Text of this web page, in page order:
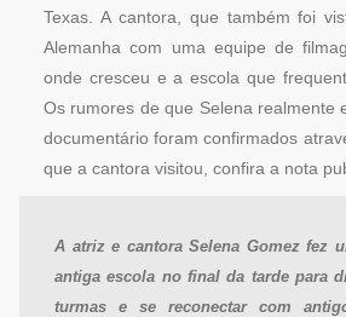
Texas. A cantora, que também foi
Alemanha com uma equipe de
onde cresceu e a escola que
Os rumores de que Selena realmente
documentário foram confirmados
que a cantora visitou, confira a nota
A atriz e cantora Selena Gomez fez
antiga escola no final da tarde para
turmas e se reconectar com